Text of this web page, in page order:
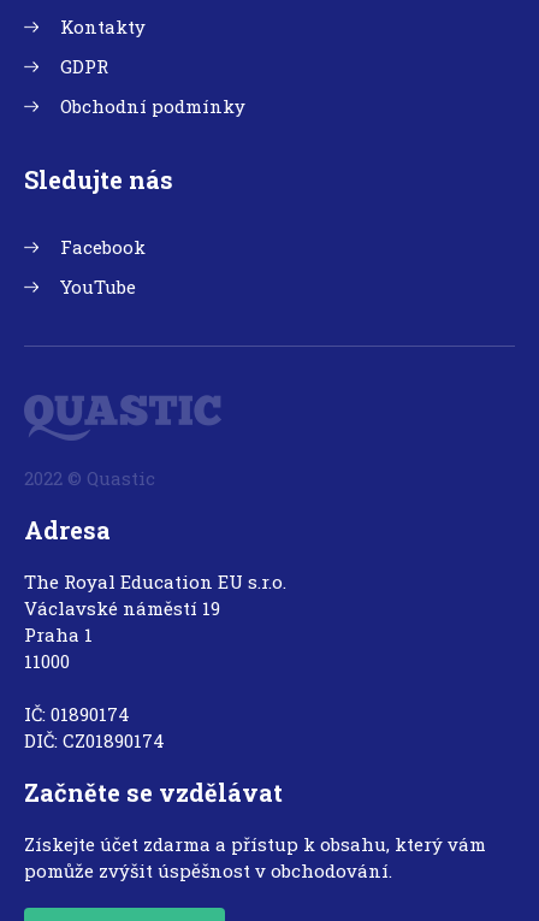
Kontakty
GDPR
Obchodní podmínky
Sledujte nás
Facebook
YouTube
2022 © Quastic
Adresa
The Royal Education EU s.r.o.
Václavské náměstí 19
Praha 1
11000
IČ: 01890174
DIČ: CZ01890174
Začněte se vzdělávat
Získejte účet zdarma a přístup k obsahu, který vám
pomůže zvýšit úspěšnost v obchodování.